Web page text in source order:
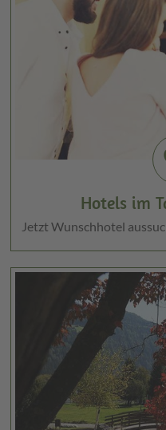
Hotels im
Jetzt Wunschhotel